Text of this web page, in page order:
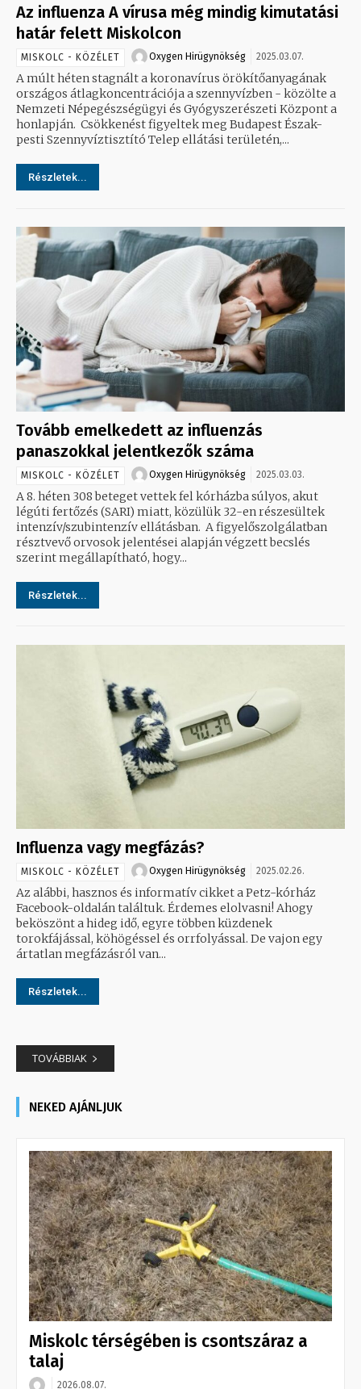
Az influenza A vírusa még mindig kimutatási
határ felett Miskolcon
MISKOLC - KÖZÉLET Oxygen Hirügynökség 2025.03.07.
A múlt héten stagnált a koronavírus örökítőanyagának
országos átlagkoncentrációja a szennyvízben - közölte a
Nemzeti Népegészségügyi és Gyógyszerészeti Központ a
honlapján. Csökkenést figyeltek meg Budapest Észak-
pesti Szennyvíztisztító Telep ellátási területén,...
Részletek...
Tovább emelkedett az influenzás
panaszokkal jelentkezők száma
MISKOLC - KÖZÉLET Oxygen Hirügynökség 2025.03.03.
A 8. héten 308 beteget vettek fel kórházba súlyos, akut
légúti fertőzés (SARI) miatt, közülük 32-en részesültek
intenzív/szubintenzív ellátásban. A figyelőszolgálatban
résztvevő orvosok jelentései alapján végzett becslés
szerint megállapítható, hogy...
Részletek...
Influenza vagy megfázás?
MISKOLC - KÖZÉLET Oxygen Hirügynökség 2025.02.26.
Az alábbi, hasznos és informatív cikket a Petz-kórház
Facebook-oldalán találtuk. Érdemes elolvasni! Ahogy
beköszönt a hideg idő, egyre többen küzdenek
torokfájással, köhögéssel és orrfolyással. De vajon egy
ártatlan megfázásról van...
Részletek...
TOVÁBBIAK
NEKED AJÁNLJUK
Miskolc térségében is csontszáraz a
talaj
2026.08.07.